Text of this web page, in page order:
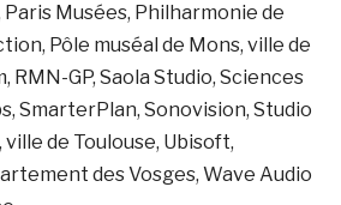
Musées, Philharmonie de
Pôle muséal de Mons, ville de
RMN-GP, Saola Studio, Sciences
SmarterPlan, Sonovision, Studio
de Toulouse, Ubisoft,
des Vosges, Wave Audio